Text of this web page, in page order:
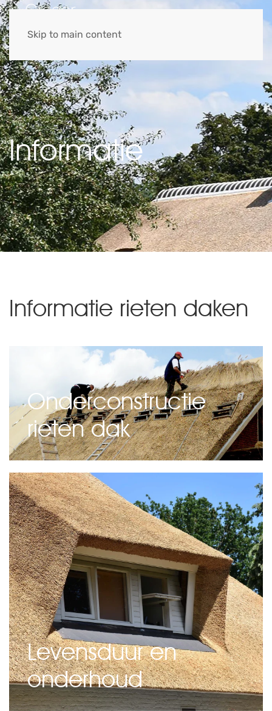
Skip to main content
Informatie
Informatie rieten daken
Onderconstructie
rieten dak
Levensduur en
onderhoud